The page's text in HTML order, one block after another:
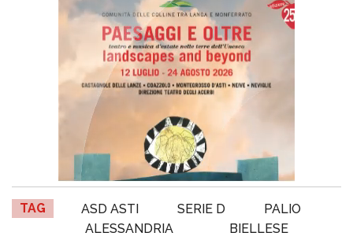
TAG ASD ASTI SERIE D
PALIO
ALESSANDRIA
BIELLESE